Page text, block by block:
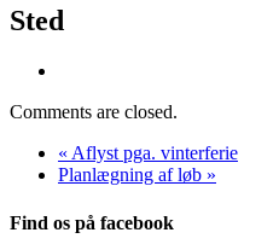
Sted
Comments are closed.
« Aflyst pga. vinterferie
Planlægning af løb »
Find os på facebook